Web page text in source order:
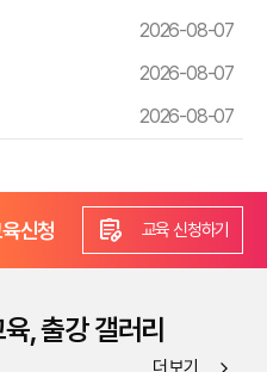
2026-08-07
2026-08-07
2026-08-07
신청 prescriptions 교육 신청하기
, 출강 갤러리
더 보기 arrow_forward_ios